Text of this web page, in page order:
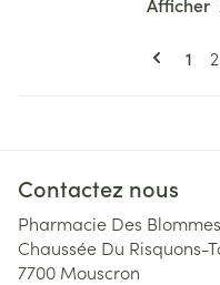
1 2
Contactez nous
Pharmacie Des Blommes
Chaussée Du Risquons-
7700 Mouscron